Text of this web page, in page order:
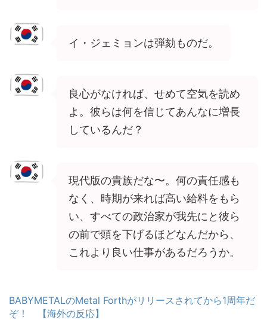
イ・ジェミョンは弾劾ものだ。
良心がなければ、せめて空気を読め
よ。彼らは何を信じてあんなに増長
しているんだ？
現代版の貴族だな〜。何の責任感も
なく、時期が来れば高い給料をもら
い、すべての政治家が我先にと彼ら
の前で頭を下げるほどなんだから、
これより良い仕事があるだろうか。
BABYMETALのMetal Forthがリリースされてから1周年だ
ぞ！ 【海外の反応】